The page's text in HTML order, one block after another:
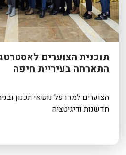
תוכנית הצוערים
התארחה בעיריית חיפה
הצוערים למדו על נושאי תכנון
חדשנות ודיגיטציה